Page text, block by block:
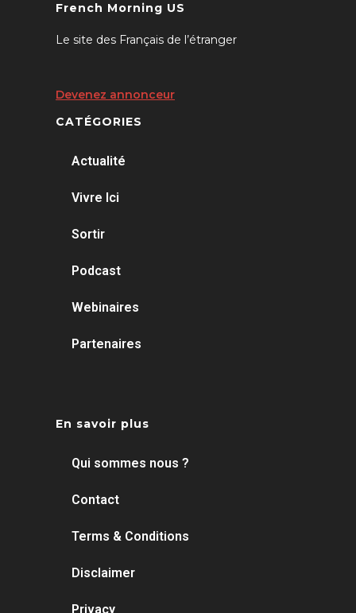
French Morning US
Le site des Français de l’étranger
Devenez annonceur
CATÉGORIES
Actualité
Vivre Ici
Sortir
Podcast
Webinaires
Partenaires
En savoir plus
Qui sommes nous ?
Contact
Terms & Conditions
Disclaimer
Privacy